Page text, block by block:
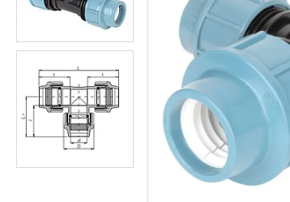
Запчастини та комплектуючі
Гнучкі шланги (підведення)
Кухонні мийки
Рушникосушарки
Матеріали для влаштування
теплої підлоги
Запірно-регулююча